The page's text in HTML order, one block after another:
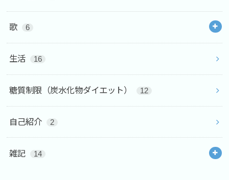
歌 6
生活 16
糖質制限（炭水化物ダイエット） 12
自己紹介 2
雑記 14